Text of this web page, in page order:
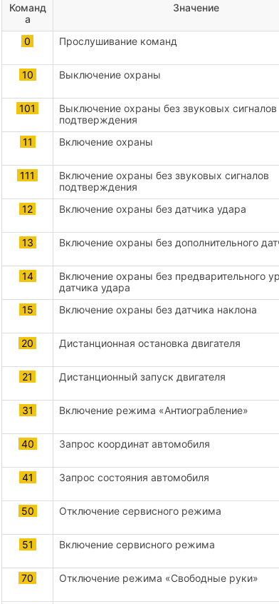
Команд
а
Значение
0
Прослушивание команд
10 Выключение охраны
101
Выключение охраны без звуковых сигналов
подтверждения
11
Включение охраны
111
Включение охраны без звуковых сигналов
подтверждения
12
Включение охраны без датчика удара
13 Включение охраны без дополнительного
14
Включение охраны без предварительного
датчика удара
15
Включение охраны без датчика наклона
20 Дистанционная остановка двигателя
21 Дистанционный запуск двигателя
31 Включение режима «Антиограбление»
40 Запрос координат автомобиля
41 Запрос состояния автомобиля
50 Отключение сервисного режима
51 Включение сервисного режима
70 Отключение режима «Свободные руки»